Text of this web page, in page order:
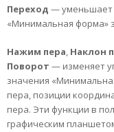
Переход — уменьшает
«Минимальная форма»
Нажим пера, Наклон
Поворот — изменяет
значения
пера, позиции
пера. Эти функции в
графическим